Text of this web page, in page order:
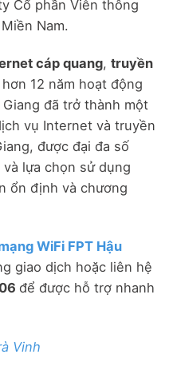
Cổ phần Viễn thông
Nam.
cáp quang, truyền
hơn 12 năm hoạt động
đã trở thành một
vụ Internet và truyền
được đại đa số
lựa chọn sử dụng
ổn định và chương
WiFi FPT Hậu
giao dịch hoặc liên hệ
để được hỗ trợ nhanh
Vinh